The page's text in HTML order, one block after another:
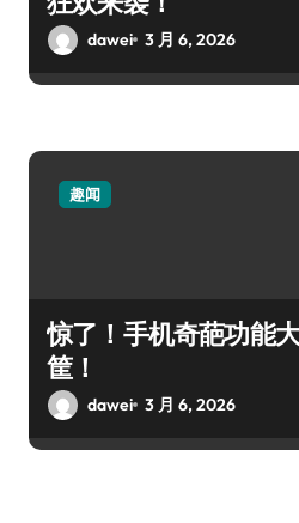
dawei 3 月 6, 2026
趣闻
惊了！手机奇葩功能
筐！
dawei 3 月 6, 2026